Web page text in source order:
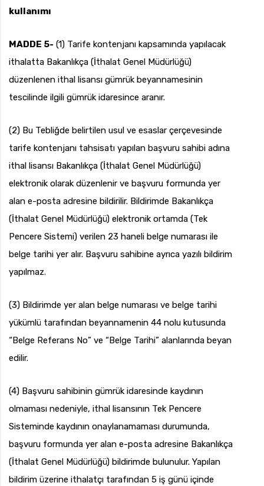
kullanımı
MADDE 5- (1) Tarife kontenjanı kapsamında yapılacak
ithalatta Bakanlıkça (İthalat Genel Müdürlüğü)
düzenlenen ithal lisansı gümrük beyannamesinin
tescilinde ilgili gümrük idaresince aranır.
(2) Bu Tebliğde belirtilen usul ve esaslar çerçevesinde
tarife kontenjanı tahsisatı yapılan başvuru sahibi adına
ithal lisansı Bakanlıkça (İthalat Genel Müdürlüğü)
elektronik olarak düzenlenir ve başvuru formunda yer
alan e-posta adresine bildirilir. Bildirimde Bakanlıkça
(İthalat Genel Müdürlüğü) elektronik ortamda (Tek
Pencere Sistemi) verilen 23 haneli belge numarası ile
belge tarihi yer alır. Başvuru sahibine ayrıca yazılı bildirim
yapılmaz.
(3) Bildirimde yer alan belge numarası ve belge tarihi
yükümlü tarafından beyannamenin 44 nolu kutusunda
“Belge Referans No” ve “Belge Tarihi” alanlarında beyan
edilir.
(4) Başvuru sahibinin gümrük idaresinde kaydının
olmaması nedeniyle, ithal lisansının Tek Pencere
Sisteminde kaydının onaylanamaması durumunda,
başvuru formunda yer alan e-posta adresine Bakanlıkça
(İthalat Genel Müdürlüğü) bildirimde bulunulur. Yapılan
bildirim üzerine ithalatçı tarafından 5 iş günü içinde